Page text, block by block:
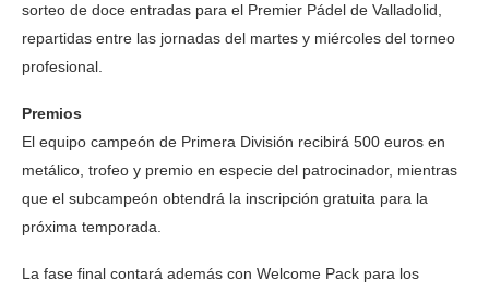
sorteo de doce entradas para el Premier Pádel de Valladolid,
repartidas entre las jornadas del martes y miércoles del torneo
profesional.
Premios
El equipo campeón de Primera División recibirá 500 euros en
metálico, trofeo y premio en especie del patrocinador, mientras
que el subcampeón obtendrá la inscripción gratuita para la
próxima temporada.
La fase final contará además con Welcome Pack para los